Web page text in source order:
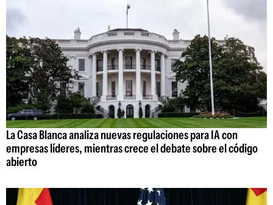
La Casa Blanca analiza nuevas regulaciones para IA con
empresas líderes, mientras crece el debate sobre el código
abierto